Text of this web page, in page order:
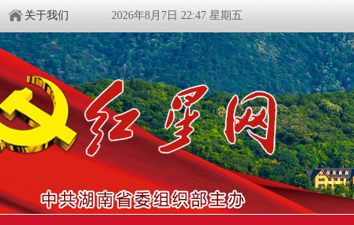
关于我们 2026年8月7日 22:47 星期五